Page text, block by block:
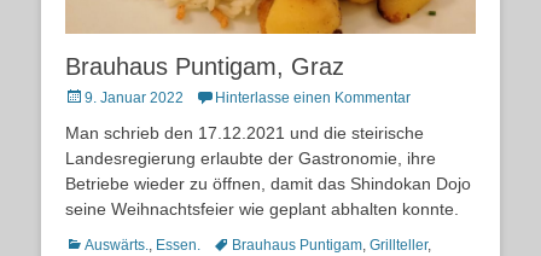
Brauhaus Puntigam, Graz
Posted
9. Januar 2022 Hinterlasse einen Kommentar
Man schrieb den 17.12.2021 und die steirische
Landesregierung erlaubte der Gastronomie, ihre
Betriebe wieder zu öffnen, damit das Shindokan Dojo
seine Weihnachtsfeier wie geplant abhalten konnte.
Kategorien
Auswärts., Essen. Schlagworte
Brauhaus Puntigam, Grillteller,